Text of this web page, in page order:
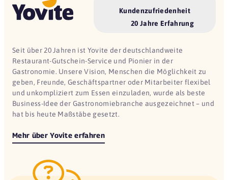
Kundenzufriedenheit
20 Jahre Erfahrung
Seit über 20 Jahren ist Yovite der deutschlandweite
Restaurant-Gutschein-Service und Pionier in der
Gastronomie. Unsere Vision, Menschen die Möglichkeit zu
geben, Freunde, Geschäftspartner oder Mitarbeiter flexibel
und unkompliziert zum Essen einzuladen, wurde als beste
Business-Idee der Gastronomiebranche ausgezeichnet – und
hat bis heute Maßstäbe gesetzt.
Mehr über Yovite erfahren